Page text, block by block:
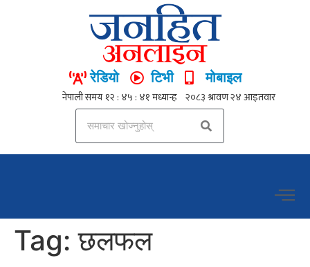
रेडियो टिभी मोबाइल
Tag:छलफल